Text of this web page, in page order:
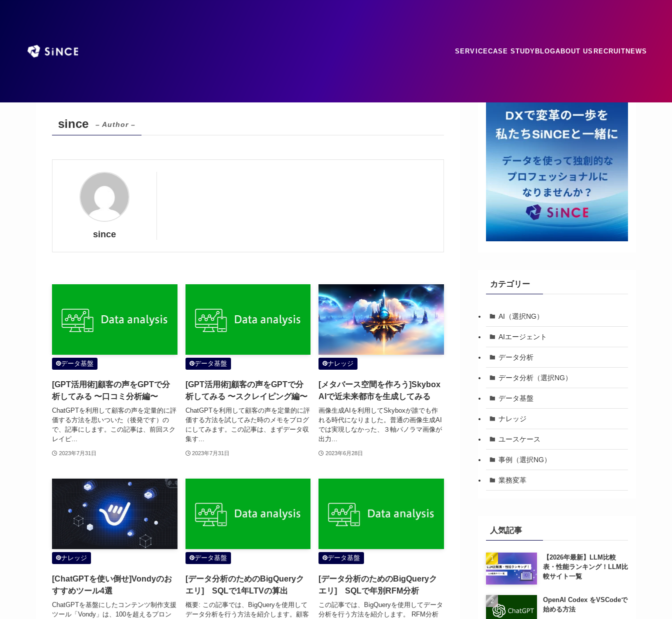
SERVICECASE STUDY BLOGABOUT US RECRUIT NEWS
since – Author –
since
データ基盤
[GPT活用術]顧客の声をGPTで分
析してみる 〜口コミ分析編〜
ChatGPTを利用して顧客の声を定量的に評
価する方法を思いついた（後発です）の
で、記事にします。この記事は、前回スク
レイピ...
2023年7月31日
データ基盤
[GPT活用術]顧客の声をGPTで分
析してみる 〜スクレイピング編〜
ChatGPTを利用して顧客の声を定量的に評
価する方法を試してみた時のメモをブログ
にしてみます。この記事は、まずデータ収
集す...
2023年7月31日
ナレッジ
[メタバース空間を作ろう]Skybox
AIで近未来都市を生成してみる
画像生成AIを利用してSkyboxが誰でも作
れる時代になりました。普通の画像生成AI
では実現しなかった、３軸パノラマ画像が
出力...
2023年6月28日
ナレッジ
[ChatGPTを使い倒せ]Vondyのお
すすめツール4選
ChatGPTを基盤にしたコンテンツ制作支援
ツール「Vondy」は、100を超えるプロン
データ基盤
[データ分析のためのBigQueryク
エリ] SQLで1年LTVの算出
概要: この記事では、BigQueryを使用して
データ分析を行う方法を紹介します。顧客
データ基盤
[データ分析のためのBigQueryク
エリ] SQLで年別RFM分析
この記事では、BigQueryを使用してデータ
分析を行う方法を紹介します。 RFM分析
カテゴリー
AI（選択NG）
AIエージェント
データ分析
データ分析（選択NG）
データ基盤
ナレッジ
ユースケース
事例（選択NG）
業務変革
人気記事
【2026年最新】LLM比較
表・性能ランキング！LLM比
較サイト一覧
OpenAI Codex をVSCodeで
始める方法